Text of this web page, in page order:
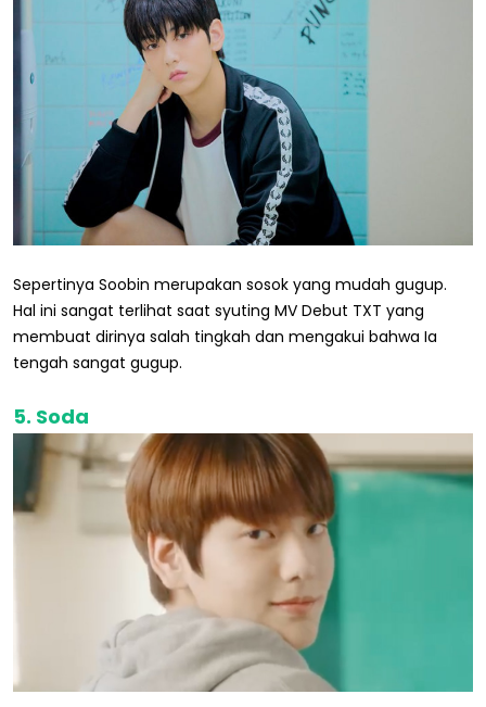
Sepertinya Soobin merupakan sosok yang mudah gugup.
Hal ini sangat terlihat saat syuting MV Debut TXT yang
membuat dirinya salah tingkah dan mengakui bahwa Ia
tengah sangat gugup.
5. Soda